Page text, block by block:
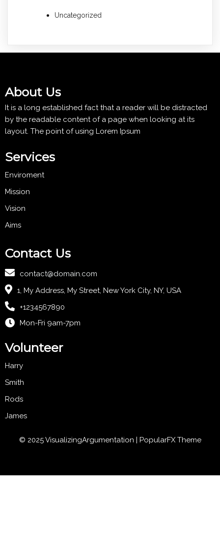
Uncategorized
About Us
It is a long established fact that a reader will be distracted
by the readable content of a page when looking at its
layout. The point of using Lorem Ipsum
Services
Enviroment
Mission
Vision
Aims
Contact Us
contact@domain.com
1, My Address, My Street, New York City, NY, USA
+1234567890
Mon-Fri 9am-7pm
Volunteer
Harry
Smith
Rods
James
© 2025 VisualizingArgumentation | PopularFX Theme